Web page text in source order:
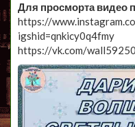
Для просморта видео
https://
igshid=qnkicy0q4fmy
https://vk.com/